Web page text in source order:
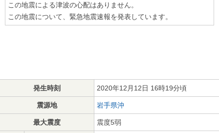
この地震による津波の心配はありません。
この地震について、緊急地震速報を発表しています。
発生時刻 2020年12月12日 16時19分頃
震源地 岩手県沖
最大震度 震度5弱